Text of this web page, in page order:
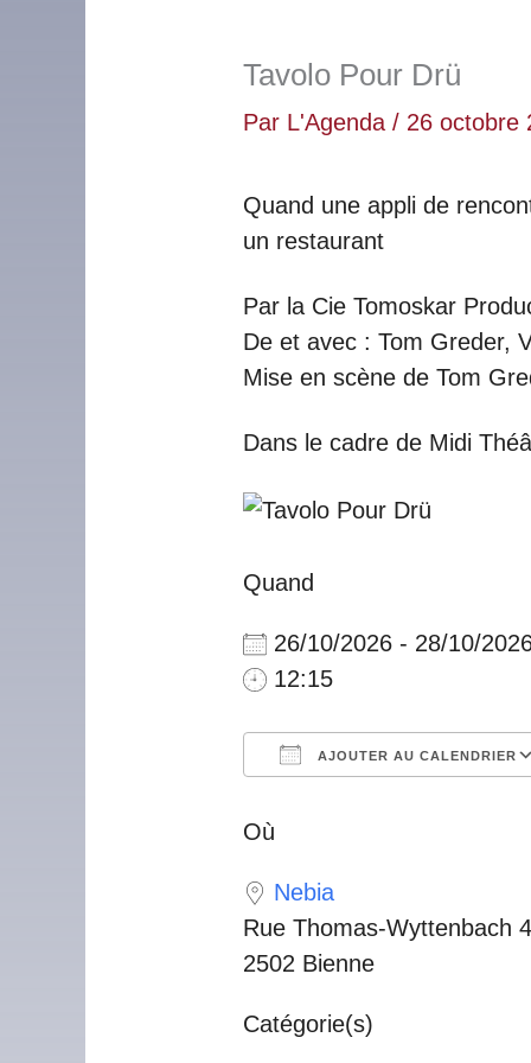
Tavolo Pour Drü
Par L'Agenda/ 26 octobre
Quand une appli de
un restaurant
Par la Cie Tomoskar
De et avec : Tom Greder,
Mise en scène de Tom
Dans le cadre de Midi
Quand
26/10/2026 - 28/10/
12:15
AJOUTER AU CALENDRIER
Où
Nebia
Rue Thomas-Wyttenbach 4
2502 Bienne
Catégorie(s)